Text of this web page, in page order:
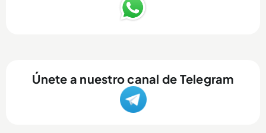
Únete a nuestro canal de Telegram